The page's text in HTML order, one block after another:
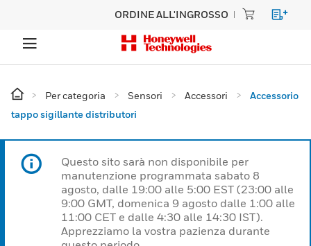
ORDINE ALL'INGROSSO
Per categoria Sensori Accessori
Accessorio
tappo sigillante distributori
Questo sito sarà non disponibile per
manutenzione programmata sabato 8
agosto, dalle 19:00 alle 5:00 EST (23:00 alle
9:00 GMT, domenica 9 agosto dalle 1:00 alle
11:00 CET e dalle 4:30 alle 14:30 IST).
Apprezziamo la vostra pazienza durante